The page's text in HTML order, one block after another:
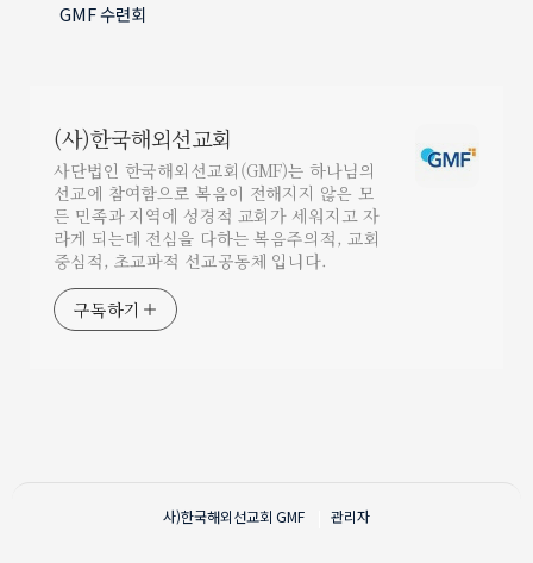
GMF 수련회
(사)한국해외선교회
사단법인 한국해외선교회(GMF)는 하나님의
선교에 참여함으로 복음이 전해지지 않은 모
든 민족과 지역에 성경적 교회가 세워지고 자
라게 되는데 전심을 다하는 복음주의적, 교회
중심적, 초교파적 선교공동체 입니다.
구독하기
사)한국해외선교회 GMF 관리자